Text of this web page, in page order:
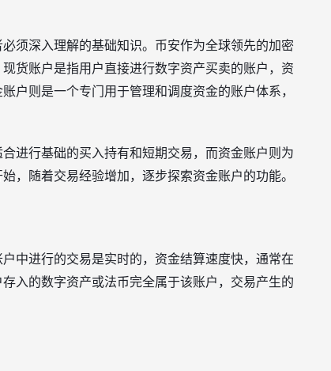
必须深入理解的基础知识。币安作为全球领先的加密
货账户是指用户直接进行数字资产买卖的账户，资
户则是一个专门用于管理和调度资金的账户体系，
进行基础的买入持有和短期交易，而资金账户则为
，随着交易经验增加，逐步探索资金账户的功能。
中进行的交易是实时的，资金结算速度快，通常在
入的数字资产或法币完全属于该账户，交易产生的